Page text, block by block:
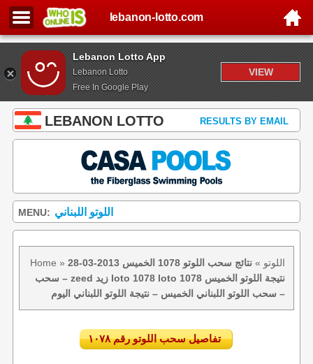
Lebanon Lotto App
Lebanon Lotto
Free In Google Play
VIEW
lebanon-lotto.com
LEBANON LOTTO RESULTS BY EMAIL
MENU: اللوتو اللبناني
Home » اللوتو »
نتائج سحب اللوتو 1078 الخميس 2013-03-28
– سحب zeed زيد loto 1078 loto 1078 نتيجة اللوتو الخميس
– سحب اللوتو اللبناني الخميس – نتيجة اللوتو اللبناني اليوم
تفاصيل سحب اللوتو رقم ١٠٧٨